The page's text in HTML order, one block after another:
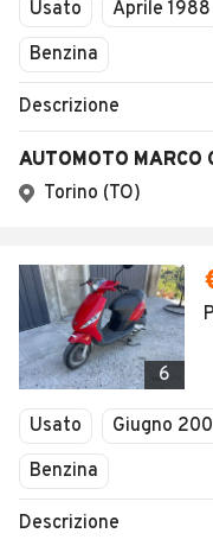
Usato Aprile 1988
Benzina
Descrizione
AUTOMOTO MARCO
Torino (TO)
6
Usato Giugno
Benzina
Descrizione